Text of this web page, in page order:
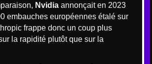
Nvidia annonçait en 2023
embauches européennes étalé sur
frappe donc un coup plus
la rapidité plutôt que sur la